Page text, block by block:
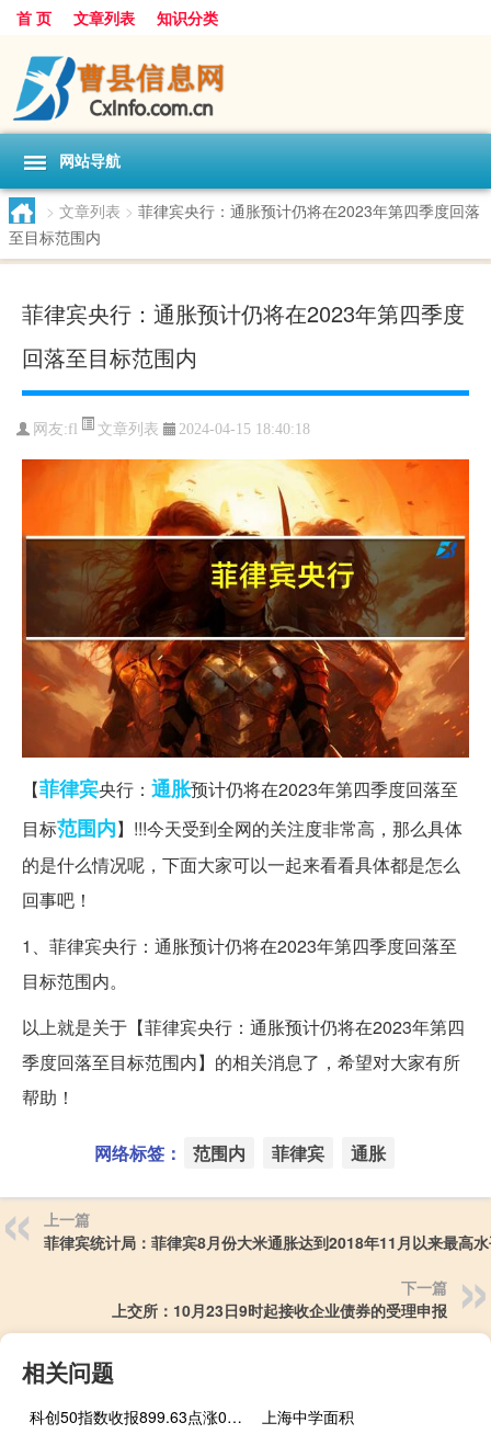
首 页 文章列表 知识分类
网站导航
> 文章列表 > 菲律宾央行：通胀预计仍将在2023年第四季度回落
至目标范围内
菲律宾央行：通胀预计仍将在2023年第四季度
回落至目标范围内
网友:fl 文章列表 2024-04-15 18:40:18
【菲律宾央行： 通胀预计仍将在2023年第四季度回落至
目标范围内】!!!今天受到全网的关注度非常高，那么具体
的是什么情况呢，下面大家可以一起来看看具体都是怎么
回事吧！
1、菲律宾央行：通胀预计仍将在2023年第四季度回落至
目标范围内。
以上就是关于【菲律宾央行：通胀预计仍将在2023年第四
季度回落至目标范围内】的相关消息了，希望对大家有所
帮助！
网络标签： 范围内 菲律宾 通胀
上一篇
菲律宾统计局：菲律宾8月份大米通胀达到2018年11月以来最高
下一篇
上交所：10月23日9时起接收企业债券的受理申报
相关问题
科创50指数收报899.63点涨0.92%
上海中学面积